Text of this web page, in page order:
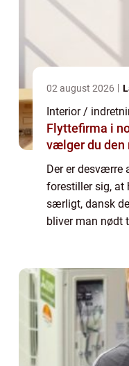
02 august 2026
Interior /
Flyttefirma i
vælger du
Der er desværre
forestiller sig, at
særligt, dansk
bliver man nødt